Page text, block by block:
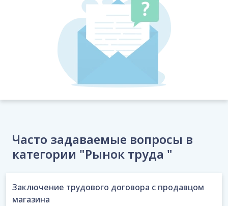
Часто задаваемые вопросы в
категории "Рынок труда "
Заключение трудового договора с продавцом
магазина